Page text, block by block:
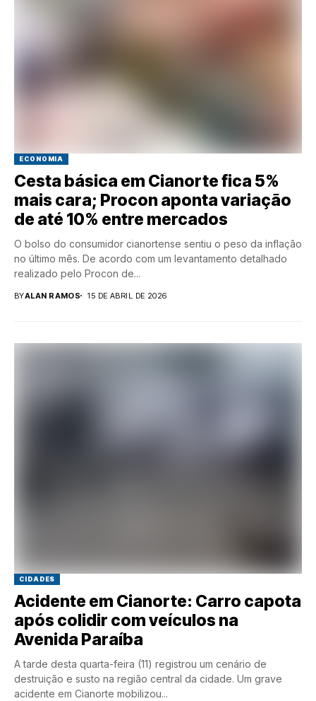
ECONOMIA
Cesta básica em Cianorte fica 5%
mais cara; Procon aponta variação
de até 10% entre mercados
O bolso do consumidor cianortense sentiu o peso da inflação
no último mês. De acordo com um levantamento detalhado
realizado pelo Procon de...
BYALAN RAMOS 15 DE ABRIL DE 2026
CIDADES
Acidente em Cianorte: Carro capota
após colidir com veículos na
Avenida Paraíba
A tarde desta quarta-feira (11) registrou um cenário de
destruição e susto na região central da cidade. Um grave
acidente em Cianorte mobilizou...